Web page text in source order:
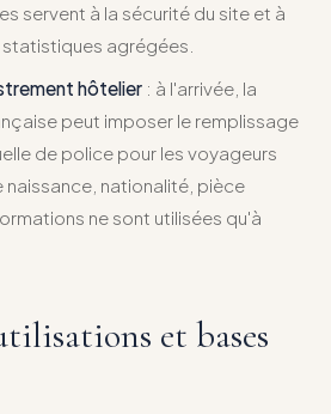
servent à la sécurité du site et à
agrégées.
hôtelier: à l'arrivée, la
peut imposer le remplissage
de police pour les voyageurs
nationalité, pièce
ne sont utilisées qu'à
et bases